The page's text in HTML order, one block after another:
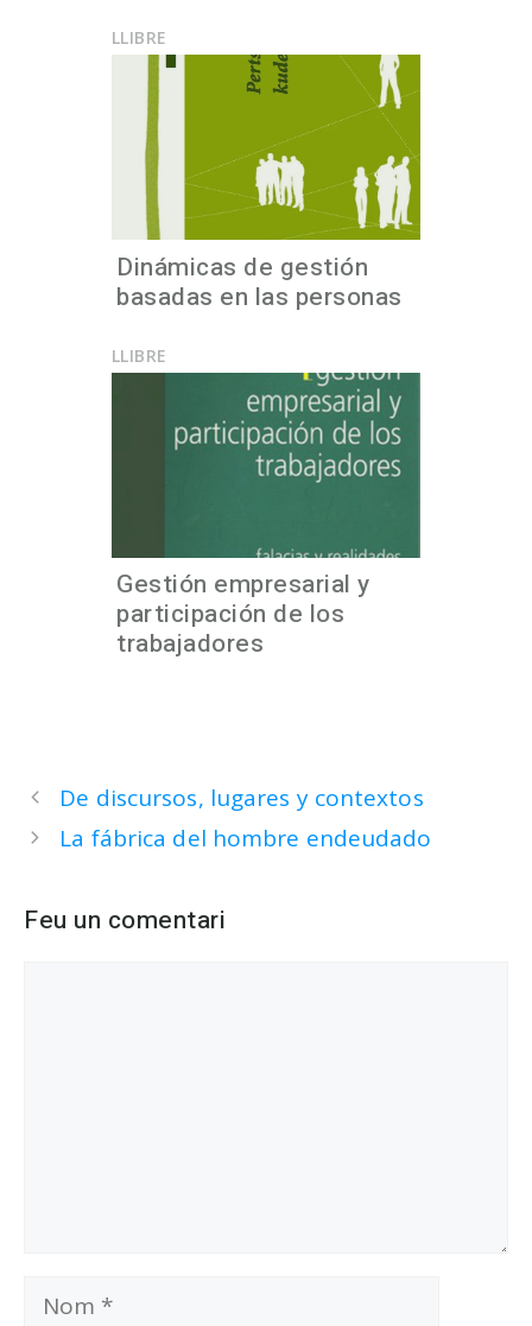
LLIBRE
Dinámicas de gestión
basadas en las personas
LLIBRE
Gestión empresarial y
participación de los
trabajadores
De discursos, lugares y contextos
La fábrica del hombre endeudado
Feu un comentari
Nom